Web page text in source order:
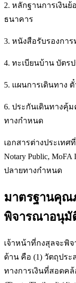
2. หลักฐานการเงิน
ธนาคาร
3. หนังสือรับรองการ
4. ทะเบียนบ้าน บัตร
5. แผนการเดินทาง
6. ประกันเดินทางคุ้ม
ทางกำหนด
เอกสารต่างประเทศ
Notary Public,
ปลายทางกำหนด
มาตรฐานคุณ
พิจารณาอนุมั
เจ้าหน้าที่กงสุลจะพิจ
ด้าน คือ (1) วัตถุประ
ทางการเงินที่สอดค